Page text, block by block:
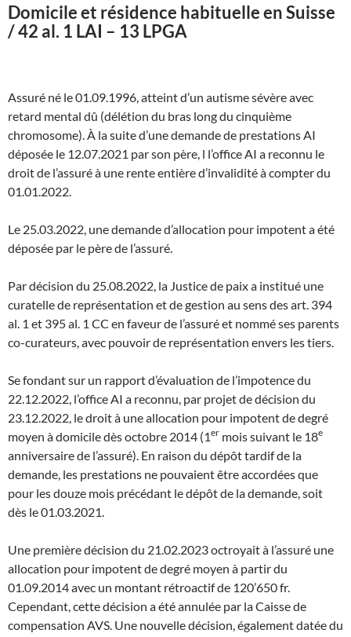
Domicile et résidence habituelle en Suisse
/ 42 al. 1 LAI – 13 LPGA
Assuré né le 01.09.1996, atteint d’un autisme sévère avec
retard mental dû (délétion du bras long du cinquième
chromosome). À la suite d’une demande de prestations AI
déposée le 12.07.2021 par son père, l l’office AI a reconnu le
droit de l’assuré à une rente entière d’invalidité à compter du
01.01.2022.
Le 25.03.2022, une demande d’allocation pour impotent a été
déposée par le père de l’assuré.
Par décision du 25.08.2022, la Justice de paix a institué une
curatelle de représentation et de gestion au sens des art. 394
al. 1 et 395 al. 1 CC en faveur de l’assuré et nommé ses parents
co-curateurs, avec pouvoir de représentation envers les tiers.
Se fondant sur un rapport d’évaluation de l’impotence du
22.12.2022, l’office AI a reconnu, par projet de décision du
23.12.2022, le droit à une allocation pour impotent de degré
moyen à domicile dès octobre 2014 (1er mois suivant le 18e
anniversaire de l’assuré). En raison du dépôt tardif de la
demande, les prestations ne pouvaient être accordées que
pour les douze mois précédant le dépôt de la demande, soit
dès le 01.03.2021.
Une première décision du 21.02.2023 octroyait à l’assuré une
allocation pour impotent de degré moyen à partir du
01.09.2014 avec un montant rétroactif de 120’650 fr.
Cependant, cette décision a été annulée par la Caisse de
compensation AVS. Une nouvelle décision, également datée du